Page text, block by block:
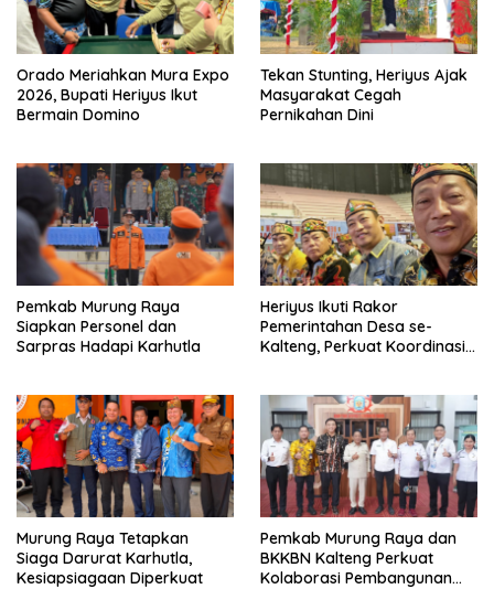
Orado Meriahkan Mura Expo
2026, Bupati Heriyus Ikut
Bermain Domino
Tekan Stunting, Heriyus Ajak
Masyarakat Cegah
Pernikahan Dini
Pemkab Murung Raya
Siapkan Personel dan
Sarpras Hadapi Karhutla
Heriyus Ikuti Rakor
Pemerintahan Desa se-
Kalteng, Perkuat Koordinasi
Murung Raya Tetapkan
Siaga Darurat Karhutla,
Kesiapsiagaan Diperkuat
Pemkab Murung Raya dan
BKKBN Kalteng Perkuat
Kolaborasi Pembangunan